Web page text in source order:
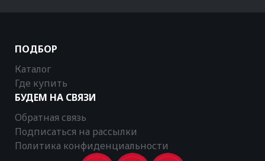
ПОДБОР
Каталог
Где купить
БУДЕМ НА СВЯЗИ
Обратная связь
Подписаться на рассылки
Политика конфиденциальности